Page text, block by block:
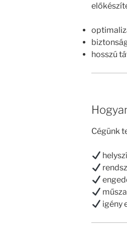
hosszú
Cégünk
igény